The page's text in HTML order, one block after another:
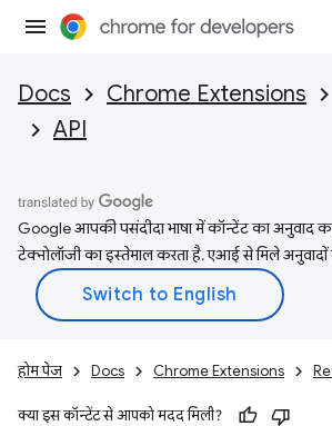
Docs Chrome Extensions
API
Google आपकी पसंदीदा भाषा में कॉन्टेंट का अनुवाद
टेक्नोलॉजी का इस्तेमाल करता है. एआई से मिले अनुवादों
होम पेज Docs Chrome Extensions
क्या इस कॉन्टेंट से आपको मदद मिली?